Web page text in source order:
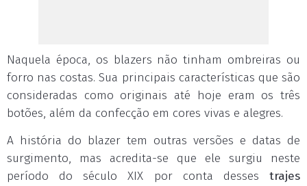
Naquela época, os blazers não tinham ombreiras ou
forro nas costas. Sua principais características que são
consideradas como originais até hoje eram os três
botões, além da confecção em cores vivas e alegres.
A história do blazer tem outras versões e datas de
surgimento, mas acredita-se que ele surgiu neste
período do século XIX por conta desses trajes